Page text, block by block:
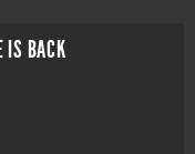
IS BACK